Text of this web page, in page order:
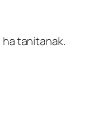
ha tanítanak.